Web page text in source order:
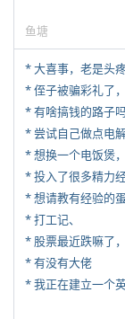
鱼塘
* 大喜事，老是头
* 侄子被骗彩礼了
* 尝试自己做点电
* 想换一个电饭煲
* 打工记、
* 股票最近跌嘛了
* 有没有大佬